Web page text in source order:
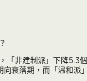
非建制派」下降5.3
衰落期，而「温和派